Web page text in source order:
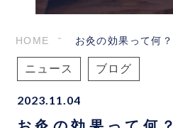
HOME お灸の効果って何？
ニュース ブログ
2023.11.04